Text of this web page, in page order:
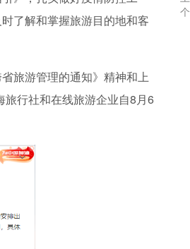
了解和掌握旅游目的地和客
旅游管理的通知》精神和上
旅行社和在线旅游企业自8月6